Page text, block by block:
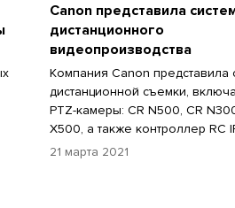
Canon представила
дистанционного
видеопроизводства
Компания Canon представила
дистанционной съемки,
PTZ-камеры: CR N500, CR
X500, а также контроллер RC
21 марта 2021